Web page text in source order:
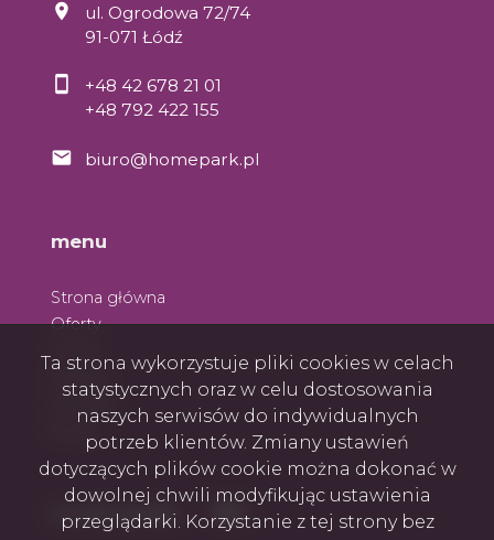
ul. Ogrodowa 72/74
91-071 Łódź
+48 42 678 21 01
+48 792 422 155
biuro@homepark.pl
menu
Strona główna
Oferty
Kontakt
social media Facebook
Facebook
Ta strona wykorzystuje pliki cookies w celach
statystycznych oraz w celu dostosowania
naszych serwisów do indywidualnych
potrzeb klientów. Zmiany ustawień
dotyczących plików cookie można dokonać w
dowolnej chwili modyfikując ustawienia
przeglądarki. Korzystanie z tej strony bez